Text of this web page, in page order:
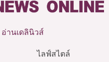
านเดลินิวส์
ไลฟ์สไตล์